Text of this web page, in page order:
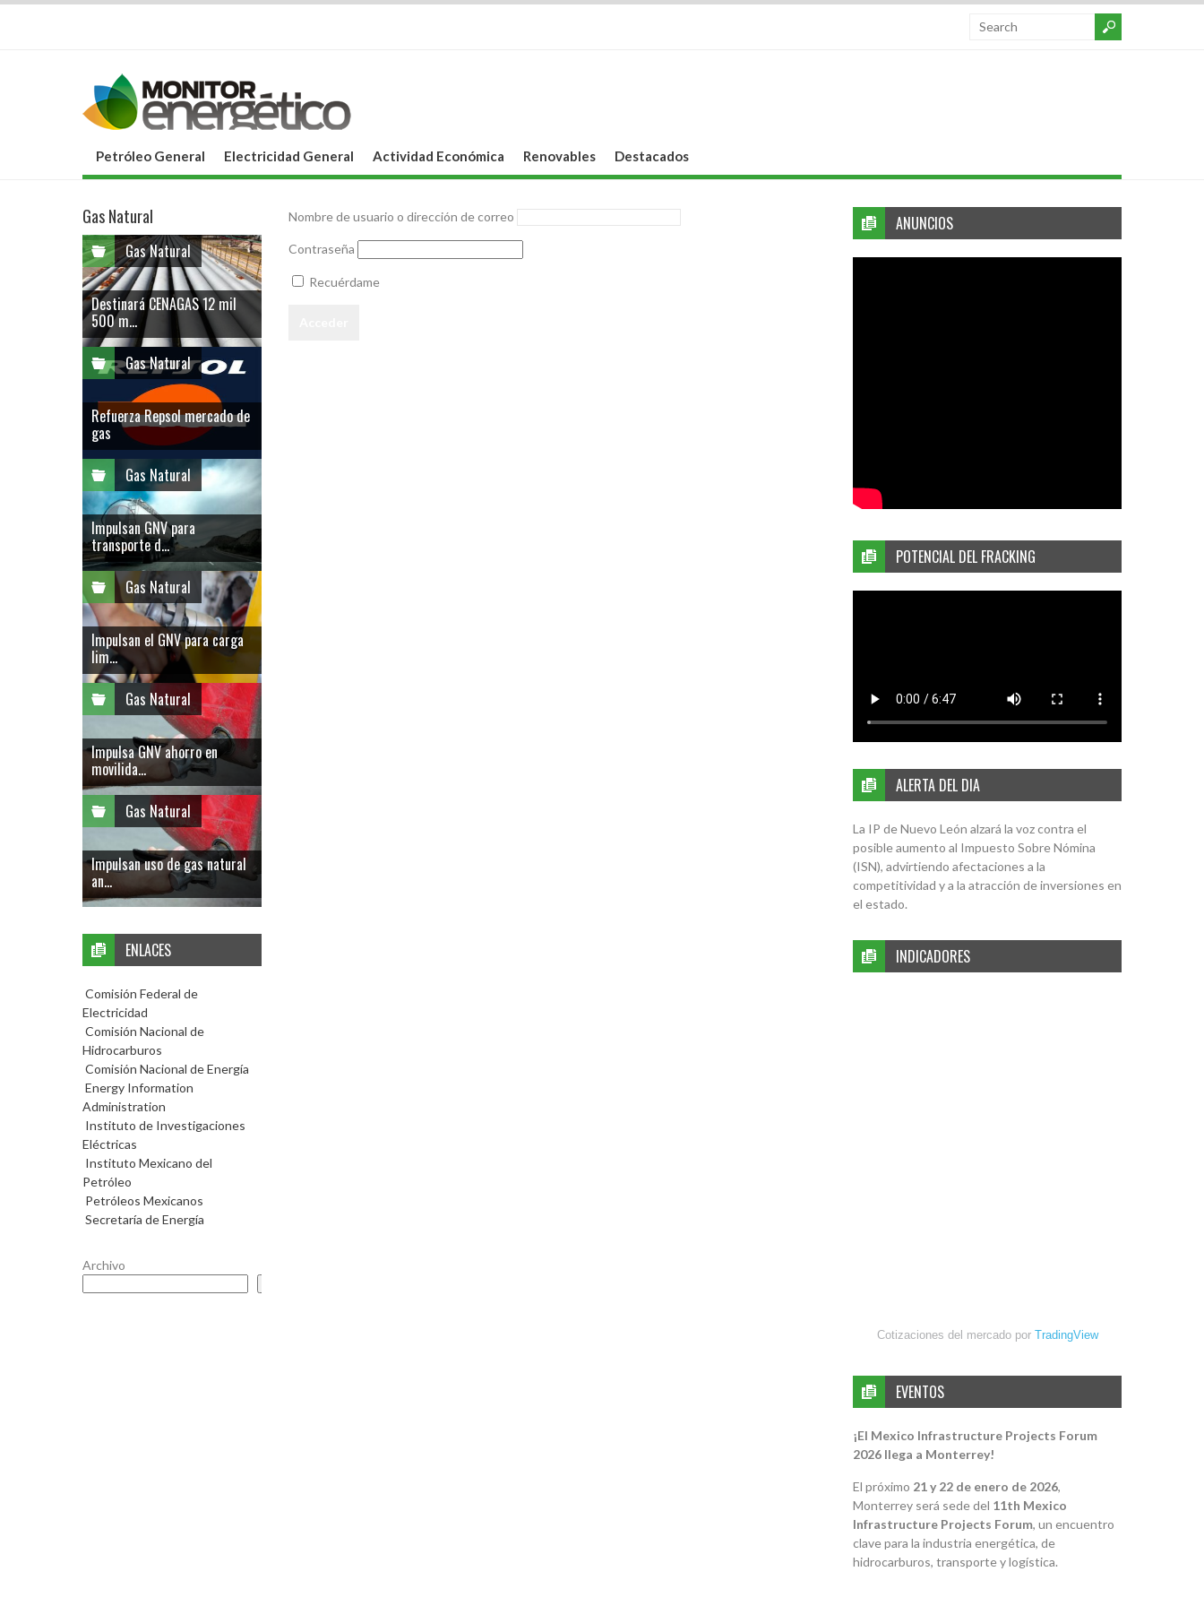
Petróleo General Electricidad General Actividad Económica Renovables Destacados
Nombre de usuario o dirección de correo
Contraseña
Recuérdame
ANUNCIOS
POTENCIAL DEL FRACKING
ALERTA DEL DIA
La IP de Nuevo León alzará la voz contra el
posible aumento al Impuesto Sobre Nómina
(ISN), advirtiendo afectaciones a la
competitividad y a la atracción de inversiones en
el estado.
INDICADORES
Cotizaciones del mercado por TradingView
EVENTOS
¡El Mexico Infrastructure Projects Forum
2026 llega a Monterrey!
El próximo 21 y 22 de enero de 2026,
Monterrey será sede del 11th Mexico
Infrastructure Projects Forum, un encuentro
clave para la industria energética, de
hidrocarburos, transporte y logística.
Gas Natural
Gas Natural
Destinará CENAGAS 12 mil
500 m...
Gas Natural
Refuerza Repsol mercado de
gas
Gas Natural
Impulsan GNV para
transporte d...
Gas Natural
Impulsan el GNV para carga
lim...
Gas Natural
Impulsa GNV ahorro en
movilida...
Gas Natural
Impulsan uso de gas natural
an...
ENLACES
Comisión Federal de
Electricidad
Comisión Nacional de
Hidrocarburos
Comisión Nacional de Energía
Energy Information
Administration
Instituto de Investigaciones
Eléctricas
Instituto Mexicano del
Petróleo
Petróleos Mexicanos
Secretaría de Energía
Archivo